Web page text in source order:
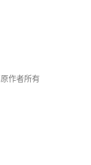
作者所有